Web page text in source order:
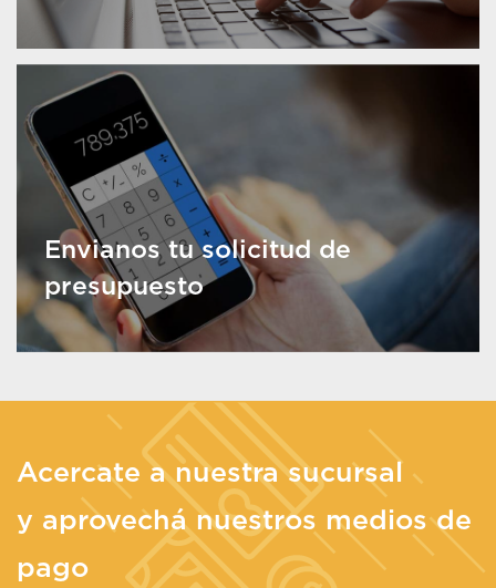
Envianos tu solicitud de
presupuesto
Acercate a nuestra sucursal
y aprovechá nuestros medios de
pago